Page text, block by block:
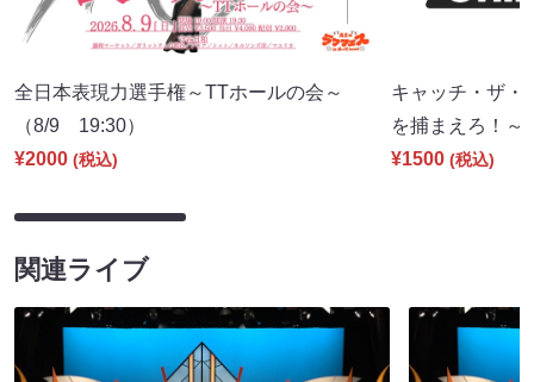
全日本表現力選手権～TTホールの会～
（8/9 19:30）
¥2000 (税込)
キャッチ・ザ・
を捕まえろ！
¥1500 (税込)
関連ライブ